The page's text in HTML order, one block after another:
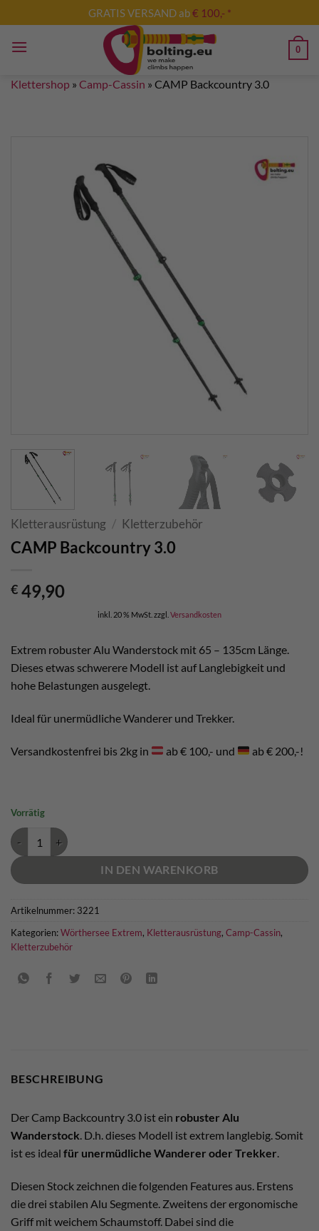
Inhalt
springen
GRATIS VERSAND ab€ 100,- *
0
Klettershop » Camp-Cassin » CAMP Backcountry 3.0
Kletterausrüstung / Kletterzubehör
CAMP Backcountry 3.0
€ 49,90
inkl. 20 % MwSt. zzgl. Versandkosten
Extrem robuster Alu Wanderstock mit 65 – 135cm Länge.
Dieses etwas schwerere Modell ist auf Langlebigkeit und
hohe Belastungen ausgelegt.
Ideal für unermüdliche Wanderer und Trekker.
Versandkostenfrei bis 2kg in ab € 100,- und ab € 200,-!
Vorrätig
CAMP Backcountry 3.0 Menge
IN DEN WARENKORB
Artikelnummer: 3221
Kategorien:Wörthersee Extrem, Kletterausrüstung, Camp-Cassin,
Kletterzubehör
BESCHREIBUNG
Der Camp Backcountry 3.0 ist ein robuster Alu
Wanderstock. D.h. dieses Modell ist extrem langlebig. Somit
ist es ideal für unermüdliche Wanderer oder Trekker.
Diesen Stock zeichnen die folgenden Features aus. Erstens
die drei stabilen Alu Segmente. Zweitens der ergonomische
Griff mit weichem Schaumstoff. Dabei sind die